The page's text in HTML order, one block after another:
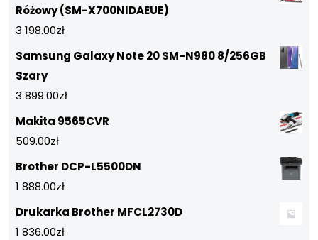
Różowy (SM-X700NIDAEUE)
3 198.00zł
Samsung Galaxy Note 20 SM-N980 8/256GB
Szary
3 899.00zł
Makita 9565CVR
509.00zł
Brother DCP-L5500DN
1 888.00zł
Drukarka Brother MFCL2730D
1 836.00zł